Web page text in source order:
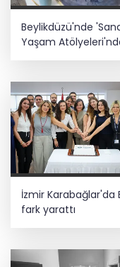
Beylikdüzü'nde
Yaşam
İzmir Karabağlar'da
fark yarattı